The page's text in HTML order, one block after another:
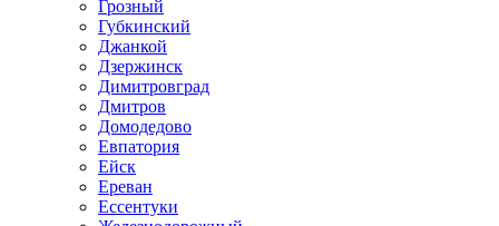
Грозный
Губкинский
Джанкой
Дзержинск
Димитровград
Дмитров
Домодедово
Евпатория
Ейск
Ереван
Ессентуки